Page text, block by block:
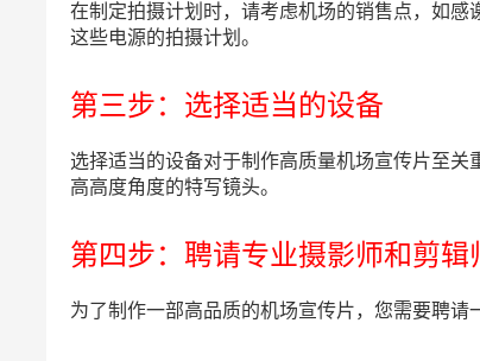
在制定拍摄计划时，请考虑机场的销售点，如
这些电源的拍摄计划。
第三步：选择适当的设备
选择适当的设备对于制作高质量机场宣传片至
高高度角度的特写镜头。
第四步：聘请专业摄影师和剪辑
为了制作一部高品质的机场宣传片，您需要聘请